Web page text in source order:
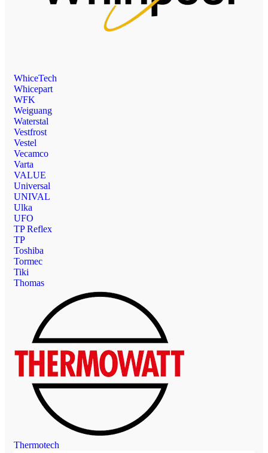
WhiceTech
Whicepart
WFK
Weiguang
Waterstal
Vestfrost
Vestel
Vecamco
Varta
VALUE
Universal
UNIVAL
Ulka
UFO
TP Reflex
TP
Toshiba
Tormec
Tiki
Thomas
Thermotech